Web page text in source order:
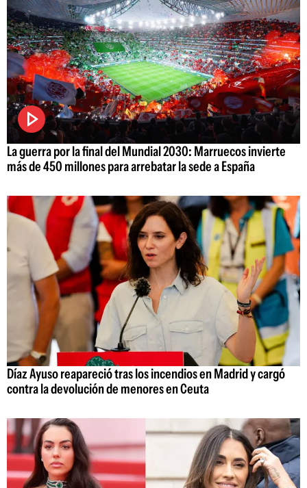
La guerra por la final del Mundial 2030: Marruecos invierte
más de 450 millones para arrebatar la sede a España
Díaz Ayuso reapareció tras los incendios en Madrid y cargó
contra la devolución de menores en Ceuta